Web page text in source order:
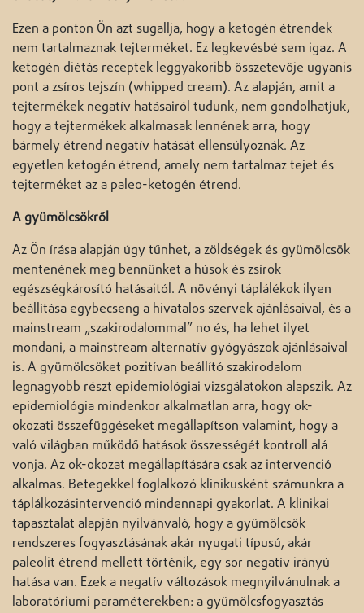
Ezen a ponton Ön azt sugallja, hogy a ketogén étrendek
nem tartalmaznak tejterméket. Ez legkevésbé sem igaz. A
ketogén diétás receptek leggyakoribb összetevője ugyanis
pont a zsíros tejszín (whipped cream). Az alapján, amit a
tejtermékek negatív hatásairól tudunk, nem gondolhatjuk,
hogy a tejtermékek alkalmasak lennének arra, hogy
bármely étrend negatív hatását ellensúlyoznák. Az
egyetlen ketogén étrend, amely nem tartalmaz tejet és
tejterméket az a paleo-ketogén étrend.
A gyümölcsökről
Az Ön írása alapján úgy tűnhet, a zöldségek és gyümölcsök
mentenének meg bennünket a húsok és zsírok
egészségkárosító hatásaitól. A növényi táplálékok ilyen
beállítása egybecseng a hivatalos szervek ajánlásaival, és a
mainstream „szakirodalommal” no és, ha lehet ilyet
mondani, a mainstream alternatív gyógyászok ajánlásaival
is. A gyümölcsöket pozitívan beállító szakirodalom
legnagyobb részt epidemiológiai vizsgálatokon alapszik. Az
epidemiológia mindenkor alkalmatlan arra, hogy ok-
okozati összefüggéseket megállapítson valamint, hogy a
való világban működő hatások összességét kontroll alá
vonja. Az ok-okozat megállapítására csak az intervenció
alkalmas. Betegekkel foglalkozó klinikusként számunkra a
táplálkozásintervenció mindennapi gyakorlat. A klinikai
tapasztalat alapján nyilvánvaló, hogy a gyümölcsök
rendszeres fogyasztásának akár nyugati típusú, akár
paleolit étrend mellett történik, egy sor negatív irányú
hatása van. Ezek a negatív változások megnyilvánulnak a
laboratóriumi paraméterekben: a gyümölcsfogyasztás